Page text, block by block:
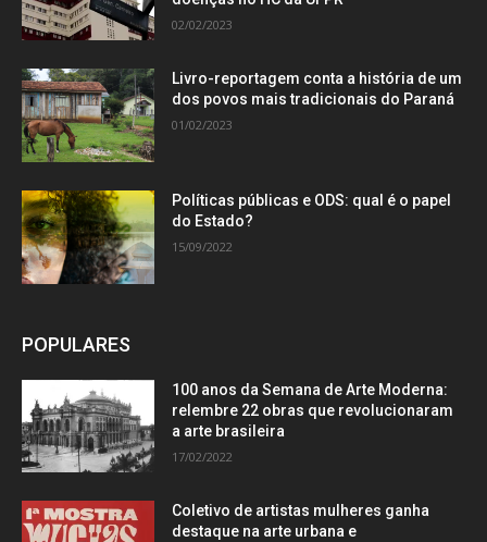
02/02/2023
Livro-reportagem conta a história de um
dos povos mais tradicionais do Paraná
01/02/2023
Políticas públicas e ODS: qual é o papel
do Estado?
15/09/2022
POPULARES
100 anos da Semana de Arte Moderna:
relembre 22 obras que revolucionaram
a arte brasileira
17/02/2022
Coletivo de artistas mulheres ganha
destaque na arte urbana e